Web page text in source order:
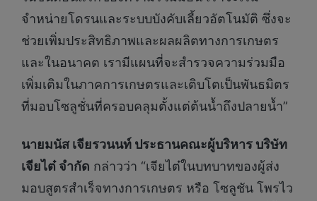
จำหน่ายโดรนและระบบบังคับเลี้ยวอัตโนมัติ ซึ่งจะ
ช่วยเพิ่มประสิทธิภาพและผลผลิตทางการเกษตร
และในอนาคต เรามีแผนที่จะสำรวจความร่วมมือ
เพิ่มเติมในภาคการเกษตรและเติบโตเป็นพันธมิตร
ที่มอบโซลูชั่นที่ครอบคลุมตั้งแต่ต้นน้ำถึงปลายน้ำ”
นายมนัส เจียรวนนท์ ประธานคณะผู้บริหาร บริษัท
เจียไต๋ จำกัด กล่าวว่า “เจียไต๋ในบทบาทของผู้ส่ง
มอบสูตรสำเร็จทางการเกษตร หรือ โซลูชัน โพรไว